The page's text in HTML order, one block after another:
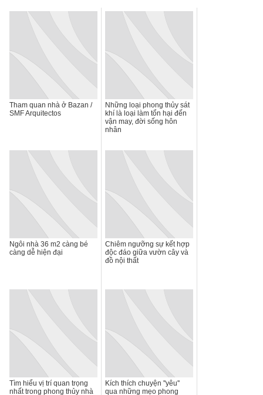
Tham quan nhà ở Bazan /
SMF Arquitectos
Những loại phong thủy sát
khí là loại làm tổn hại đến
vận may, đời sống hôn
nhân
Ngôi nhà 36 m2 càng bé
càng dễ hiện đại
Chiêm ngưỡng sự kết hợp
độc đáo giữa vườn cây và
đồ nội thất
Tìm hiểu vị trí quan trọng
nhất trong phong thủy nhà
Kích thích chuyện ''yêu''
qua những mẹo phong